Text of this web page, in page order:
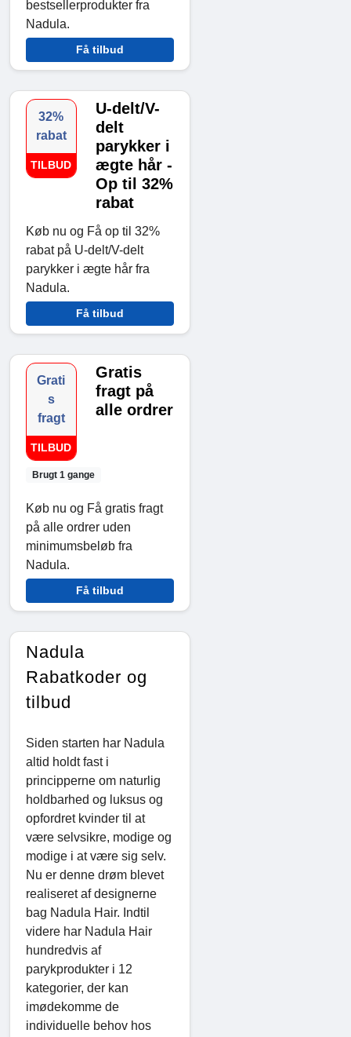
bestsellerprodukter fra
Nadula.
Få tilbud
32%
rabat
TILBUD
U-delt/V-
delt
parykker i
ægte hår -
Op til 32%
rabat
Køb nu og Få op til 32%
rabat på U-delt/V-delt
parykker i ægte hår fra
Nadula.
Få tilbud
Grati
s
fragt
TILBUD
Brugt 1 gange
Gratis
fragt på
alle ordrer
Køb nu og Få gratis fragt
på alle ordrer uden
minimumsbeløb fra
Nadula.
Få tilbud
Nadula
Rabatkoder og
tilbud
Siden starten har Nadula
altid holdt fast i
principperne om naturlig
holdbarhed og luksus og
opfordret kvinder til at
være selvsikre, modige og
modige i at være sig selv.
Nu er denne drøm blevet
realiseret af designerne
bag Nadula Hair. Indtil
videre har Nadula Hair
hundredvis af
parykprodukter i 12
kategorier, der kan
imødekomme de
individuelle behov hos